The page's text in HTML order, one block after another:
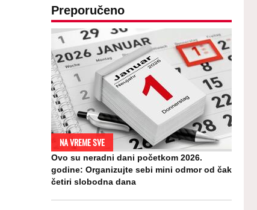
Preporučeno
NA VREME SVE
Ovo su neradni dani početkom 2026.
godine: Organizujte sebi mini odmor od čak
četiri slobodna dana